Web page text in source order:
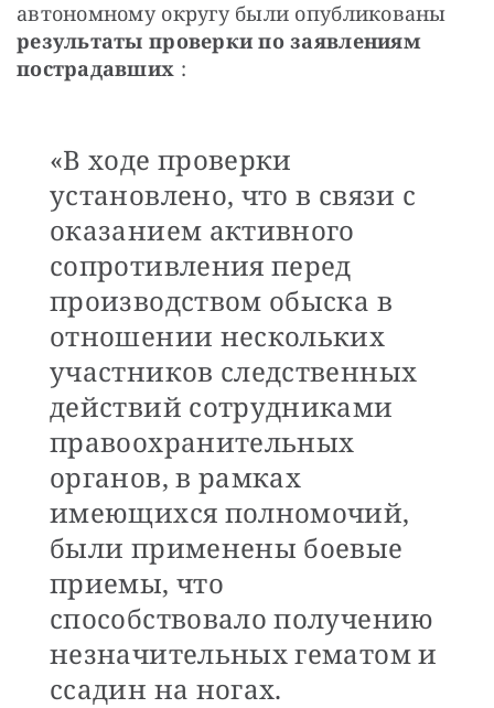
результаты проверки по заявлениям
пострадавших :
«В ходе проверки
установлено, что в связи с
оказанием активного
сопротивления перед
производством обыска в
отношении нескольких
участников следственных
действий сотрудниками
правоохранительных
органов, в рамках
имеющихся полномочий,
были применены боевые
приемы, что
способствовало получению
незначительных гематом и
ссадин на ногах.